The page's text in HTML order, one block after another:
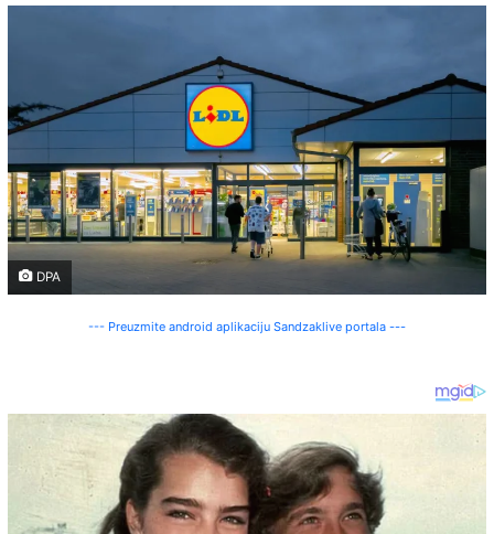
DPA
--- Preuzmite android aplikaciju Sandzaklive portala ---